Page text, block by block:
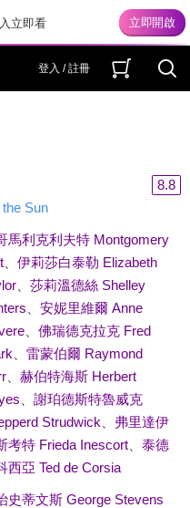
立即看
登入 / 註冊
8.8
Sun
馬利克利夫特 Montgomery
、 伊莉莎白泰勒 Elizabeth
、 莎莉溫德絲 Shelley
安妮里維爾 Anne
、 佛瑞德克拉克 Fred
雷蒙伯爾 Raymond
、 赫伯特海斯 Herbert
謝珀德斯特魯威克
Strudwick
弗里達伊
考特 Frieda Inescort、 泰德
西亞 Ted de Corsia
史蒂文斯 George Stevens